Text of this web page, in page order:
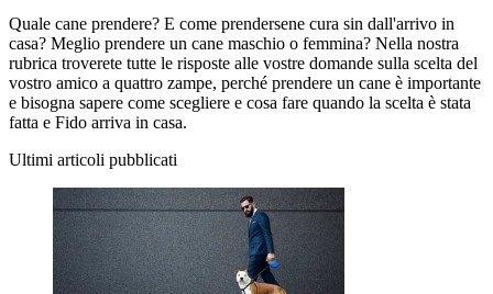
Quale cane prendere? E come prendersene cura sin dall'arrivo in
casa? Meglio prendere un cane maschio o femmina? Nella nostra
rubrica troverete tutte le risposte alle vostre domande sulla scelta del
vostro amico a quattro zampe, perché prendere un cane è importante
e bisogna sapere come scegliere e cosa fare quando la scelta è stata
fatta e Fido arriva in casa.
Ultimi articoli pubblicati